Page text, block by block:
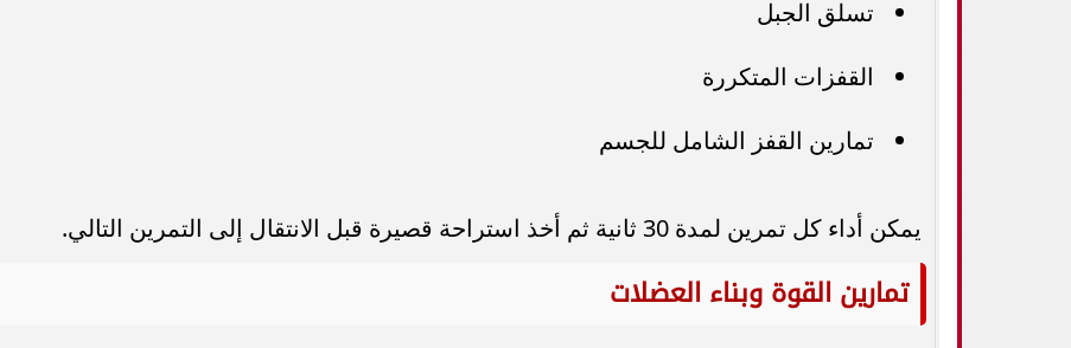
تسلق الجبل
القفزات المتكررة
تمارين القفز الشامل للجسم
يمكن أداء كل تمرين لمدة 30 ثانية ثم أخذ استراحة قصيرة قبل الانتقال إلى التمرين التالي.
تمارين القوة وبناء العضلات